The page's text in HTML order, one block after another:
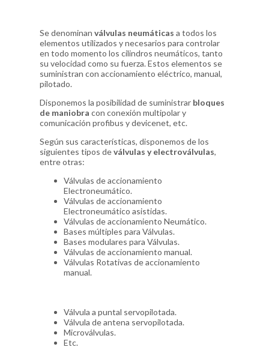
Se denominanválvulas neumáticas a todos los
elementos utilizados y necesarios para controlar
en todo momento los cilindros neumáticos, tanto
su velocidad como su fuerza. Estos elementos se
suministran con accionamiento eléctrico, manual,
pilotado.
Disponemos la posibilidad de suministrar bloques
de maniobra con conexión multipolar y
comunicación profibus y devicenet, etc.
Según sus características, disponemos de los
siguientes tipos deválvulas y electroválvulas,
entre otras:
Válvulas de accionamiento
Electroneumático.
Válvulas de accionamiento
Electroneumático asistidas.
Válvulas de accionamiento Neumático.
Bases múltiples para Válvulas.
Bases modulares para Válvulas.
Válvulas de accionamiento manual.
Válvulas Rotativas de accionamiento
manual.
Válvula a puntal servopilotada.
Válvula de antena servopilotada.
Microválvulas.
Etc.